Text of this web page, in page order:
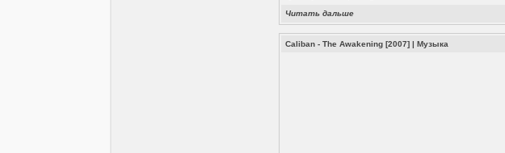
Читать дальше
Caliban - The Awakening [2007] |Музыка